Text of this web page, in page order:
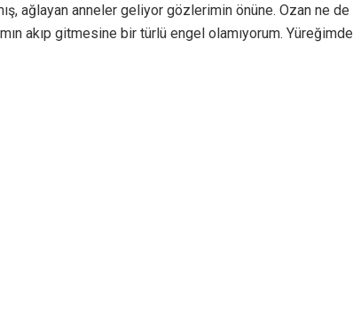
ağlayan anneler geliyor gözlerimin önüne. Ozan ne de
akıp gitmesine bir türlü engel olamıyorum. Yüreğimde